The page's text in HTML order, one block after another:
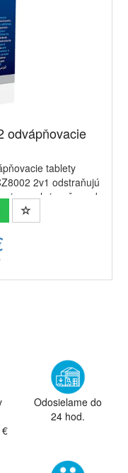
odvápňovacie
tablety
2v1 odstraňujú
a ohrievače vody
tabliet ...
Odosielame do
24 hod.